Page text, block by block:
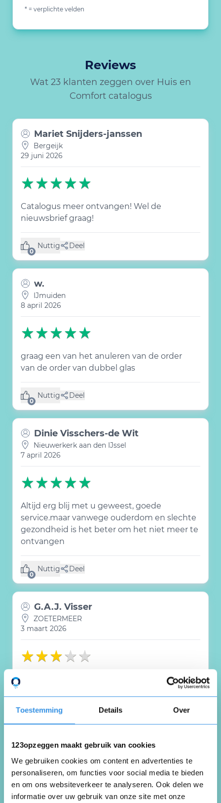
Toestemming Details Over
123opzeggen maakt gebruik van cookies
We gebruiken cookies om content en advertenties te
personaliseren, om functies voor social media te bieden
en om ons websiteverkeer te analyseren. Ook delen we
informatie over uw gebruik van onze site met onze
* = verplichte velden
Reviews
Wat 23 klanten zeggen over Huis en
Comfort catalogus
Mariet Snijders-janssen
Bergeijk
29 juni 2026
Catalogus meer ontvangen! Wel de
nieuwsbrief graag!
0
Nuttig
(0 like) Deel
w.
IJmuiden
8 april 2026
graag een van het anuleren van de order
van de order van dubbel glas
0
Nuttig
(0 like) Deel
Dinie Visschers-de Wit
Nieuwerkerk aan den IJssel
7 april 2026
Altijd erg blij met u geweest, goede
service.maar vanwege ouderdom en slechte
gezondheid is het beter om het niet meer te
ontvangen
0
Nuttig
(0 like) Deel
G.A.J. Visser
ZOETERMEER
3 maart 2026
slechte ervaring met huis en comfort
0
Nuttig
(0 like)
Gj Vink van den Heuvel
Uithuizermeeden
27 oktober 2025